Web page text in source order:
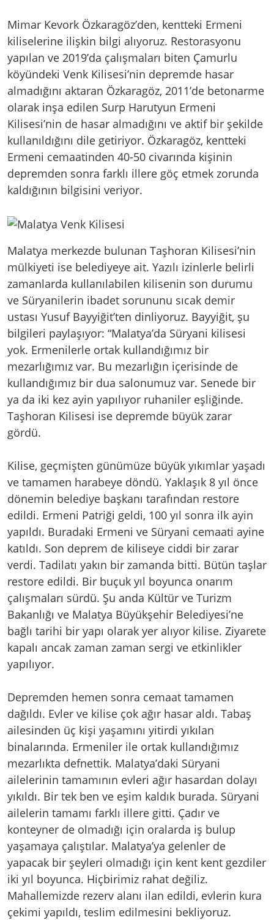
Mimar Kevork Özkaragöz’den, kentteki Ermeni
kiliselerine ilişkin bilgi alıyoruz. Restorasyonu
yapılan ve 2019’da çalışmaları biten Çamurlu
köyündeki Venk Kilisesi’nin depremde hasar
almadığını aktaran Özkaragöz, 2011’de betonarme
olarak inşa edilen Surp Harutyun Ermeni
Kilisesi’nin de hasar almadığını ve aktif bir şekilde
kullanıldığını dile getiriyor. Özkaragöz, kentteki
Ermeni cemaatinden 40-50 civarında kişinin
depremden sonra farklı illere göç etmek zorunda
kaldığının bilgisini veriyor.
Malatya merkezde bulunan Taşhoran Kilisesi’nin
mülkiyeti ise belediyeye ait. Yazılı izinlerle belirli
zamanlarda kullanılabilen kilisenin son durumu
ve Süryanilerin ibadet sorununu sıcak demir
ustası Yusuf Bayyiğit’ten dinliyoruz. Bayyiğit, şu
bilgileri paylaşıyor: “Malatya’da Süryani kilisesi
yok. Ermenilerle ortak kullandığımız bir
mezarlığımız var. Bu mezarlığın içerisinde de
kullandığımız bir dua salonumuz var. Senede bir
ya da iki kez ayin yapılıyor ruhaniler eşliğinde.
Taşhoran Kilisesi ise depremde büyük zarar
gördü.
Kilise, geçmişten günümüze büyük yıkımlar yaşadı
ve tamamen harabeye döndü. Yaklaşık 8 yıl önce
dönemin belediye başkanı tarafından restore
edildi. Ermeni Patriği geldi, 100 yıl sonra ilk ayin
yapıldı. Buradaki Ermeni ve Süryani cemaati ayine
katıldı. Son deprem de kiliseye ciddi bir zarar
verdi. Tadilatı yakın bir zamanda bitti. Bütün taşlar
restore edildi. Bir buçuk yıl boyunca onarım
çalışmaları sürdü. Şu anda Kültür ve Turizm
Bakanlığı ve Malatya Büyükşehir Belediyesi’ne
bağlı tarihi bir yapı olarak yer alıyor kilise. Ziyarete
kapalı ancak zaman zaman sergi ve etkinlikler
yapılıyor.
Depremden hemen sonra cemaat tamamen
dağıldı. Evler ve kilise çok ağır hasar aldı. Tabaş
ailesinden üç kişi yaşamını yitirdi yıkılan
binalarında. Ermeniler ile ortak kullandığımız
mezarlıkta defnettik. Malatya’daki Süryani
ailelerinin tamamının evleri ağır hasardan dolayı
yıkıldı. Bir tek ben ve eşim kaldık burada. Süryani
ailelerin tamamı farklı illere gitti. Çadır ve
konteyner de olmadığı için oralarda iş bulup
yaşamaya çalıştılar. Malatya’ya gelenler de
yapacak bir şeyleri olmadığı için kent kent gezdiler
iki yıl boyunca. Hiçbirimiz rahat değiliz.
Mahallemizde rezerv alanı ilan edildi, evlerin kura
çekimi yapıldı, teslim edilmesini bekliyoruz.